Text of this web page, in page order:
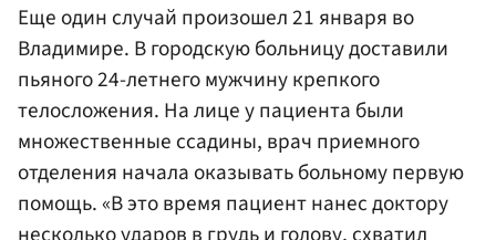
Еще один случай произошел 21 января во
Владимире. В городскую больницу доставили
пьяного 24-летнего мужчину крепкого
телосложения. На лице у пациента были
множественные ссадины, врач приемного
отделения начала оказывать больному первую
помощь. «В это время пациент нанес доктору